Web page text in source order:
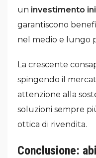
un investimento
garantiscono
nel medio e lungo
La crescente
spingendo il
attenzione alla
soluzioni sempre
ottica di rivendita.
Conclusione: